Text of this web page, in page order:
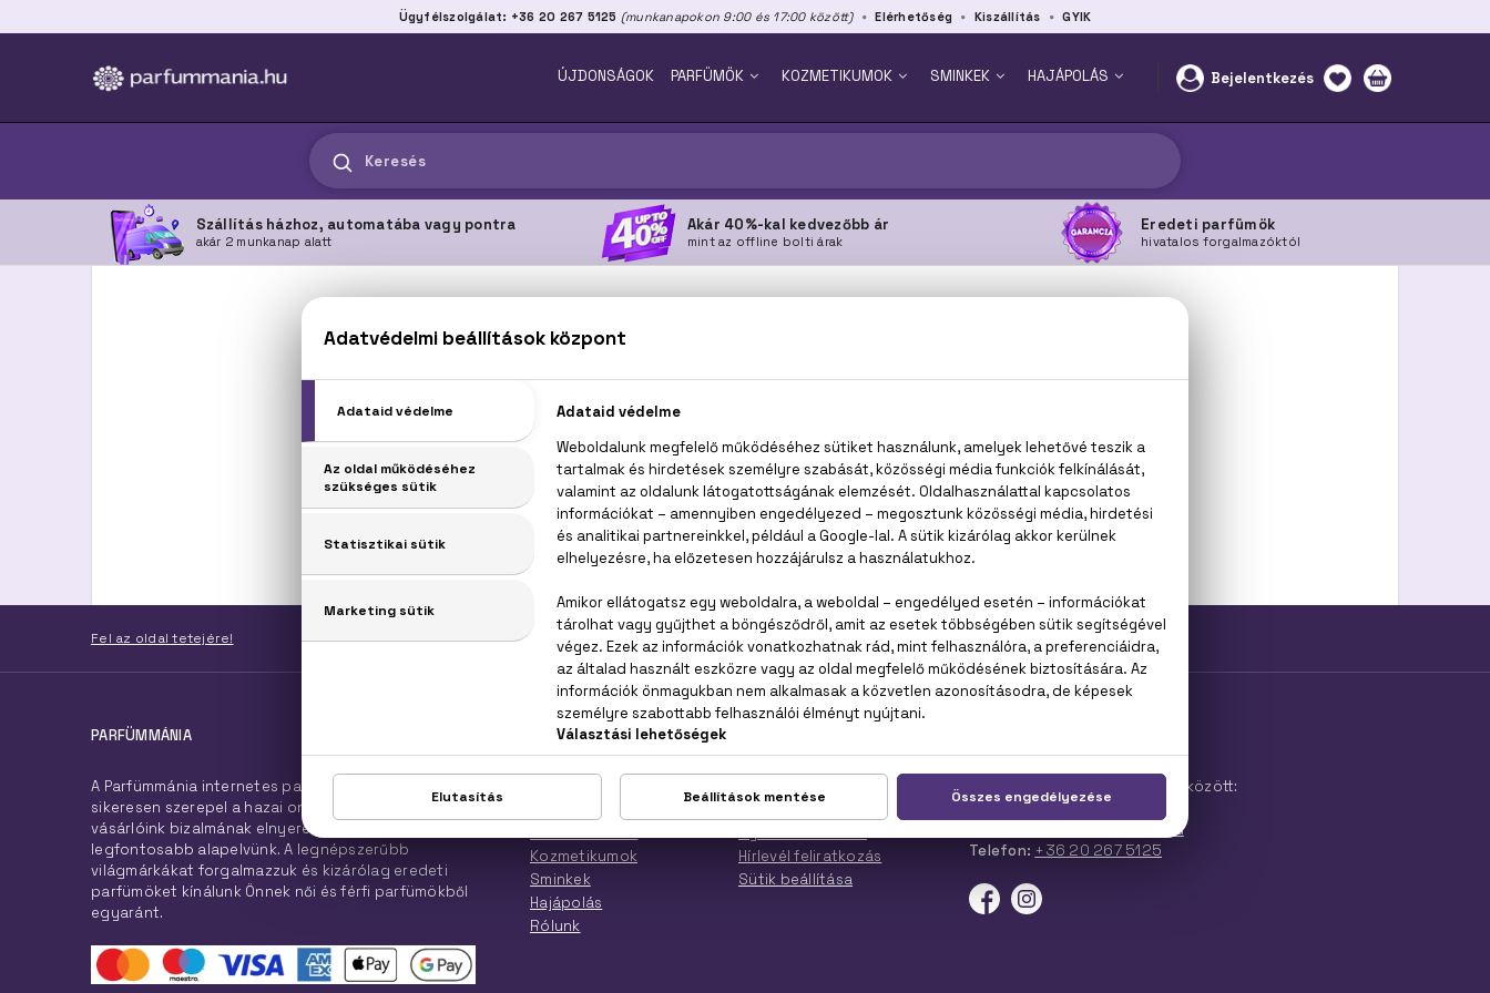
Ügyfélszolgálat: +36 20 267 5125 (munkanapokon 9:00 és 17:00 között) Elérhetőség Kiszállítás GYIK
ÚJDONSÁGOK PARFÜMÖK KOZMETIKUMOK SMINKEK HAJÁPOLÁS Bejelentkezés
Keresés
Szállítás házhoz, automatába vagy pontra
akár 2 munkanap alatt
Akár 40%-kal kedvezőbb ár
mint az offline bolti árak
Eredeti parfümök
hivatalos forgalmazóktól
MAGAZIN
Fel az oldal tetejére!
PARFÜMMÁNIA
A Parfümmánia internetes parfüméria 2007. óta
sikeresen szerepel a hazai online piacon, hiszen
vásárlóink bizalmának elnyerése és megtartása a
legfontosabb alapelvünk. A legnépszerűbb
világmárkákat forgalmazzuk és kizárólag eredeti
parfümöket kínálunk Önnek női és férfi parfümökből
egyaránt.
TOP KATEGÓRIÁK
Kozmetikumok
Sminkek
Hajápolás
Rólunk
Hírlevél feliratkozás
Sütik beállítása
Munkanapokon 9:00 és 17:00 között:
info@parfummania.hu
Telefon: +36 20 267 5125